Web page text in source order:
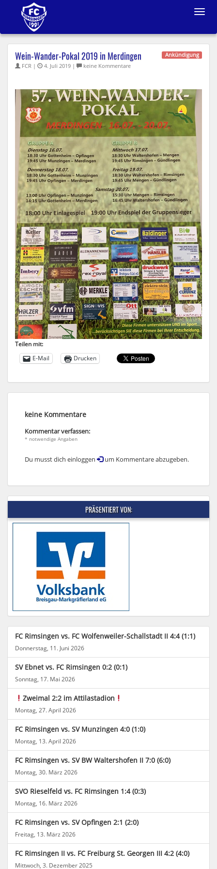
Toggle
Wein-Wander-Pokal 2019 in Merdingen Ankündigung
FCR | 4. Juli 2019 | keine Kommentare
Teilen mit:
E-Mail
Drucken
keine Kommentare
Kommentar verfassen:
* notwendige Angaben
Du musst dich einloggen um Kommentare abzugeben.
PRÄSENTIERT VON:
FC Rimsingen vs. FC Wolfenweiler-Schallstadt II 4:4 (1:1)
Donnerstag, 11. Juni 2026
SV Ebnet vs. FC Rimsingen 0:2 (0:1)
Sonntag, 17. Mai 2026
Zweimal 2:2 im Attilastadion
Montag, 27. April 2026
FC Rimsingen vs. SV Munzingen 4:0 (1:0)
Montag, 13. April 2026
FC Rimsingen vs. SV BW Waltershofen II 7:0 (6:0)
Montag, 30. März 2026
SVO Rieselfeld vs. FC Rimsingen 1:4 (0:3)
Montag, 16. März 2026
FC Rimsingen vs. SV Opfingen 2:1 (2:0)
Freitag, 13. März 2026
FC Rimsingen II vs. FC Freiburg St. Georgen III 4:2 (4:0)
Mittwoch, 3. Dezember 2025